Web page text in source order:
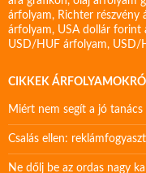
árfolyam, Richter részvény
árfolyam, USA dollár forint
USD/HUF árfolyam, USD/
CIKKEK
Miért nem segít a jó tanács
Csalás ellen:
Ne dőlj be az ordas nagy